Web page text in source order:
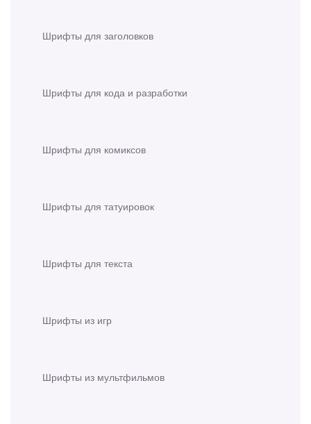
Шрифты для заголовков
Шрифты для кода и разработки
Шрифты для комиксов
Шрифты для татуировок
Шрифты для текста
Шрифты из игр
Шрифты из мультфильмов